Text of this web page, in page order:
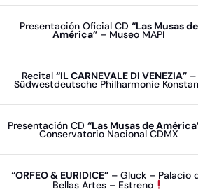
Presentación Oficial CD “Las Musas de
América”– Museo MAPI
Recital “IL CARNEVALE DI VENEZIA”–
Südwestdeutsche Philharmonie
Presentación CD “Las Musas de
Conservatorio Nacional CDMX
“ORFEO & EURIDICE” – Gluck – Palacio
Bellas Artes – Estreno